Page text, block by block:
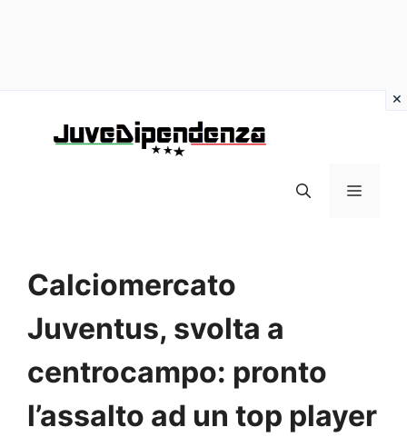
MENU
Calciomercato
Juventus, svolta a
centrocampo: pronto
l’assalto ad un top player